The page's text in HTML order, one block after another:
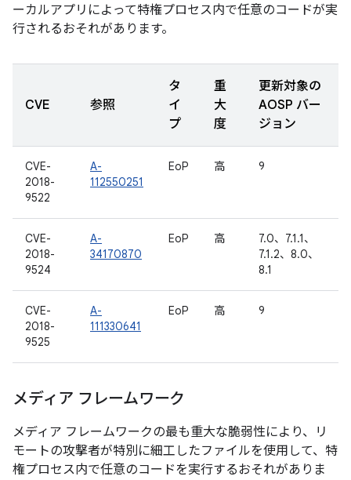
ーカルアプリによって特権プロセス内で任意のコードが実
行されるおそれがあります。
CVE 参照
タ
イ
プ
重
大
度
更新対象の
AOSP バー
ジョン
CVE-
2018-
9522
A-
112550251
EoP 高 9
CVE-
2018-
9524
A-
34170870
EoP 高
7.0、7.1.1、
7.1.2、8.0、
8.1
CVE-
2018-
9525
A-
111330641
EoP 高 9
メディア フレームワーク
メディア フレームワークの最も重大な脆弱性により、リ
モートの攻撃者が特別に細工したファイルを使用して、特
権プロセス内で任意のコードを実行するおそれがありま